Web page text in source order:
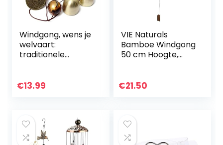
Windgong, wens je
welvaart:
traditionele
e 4 buizen 5 bellen
€13.99
VIE Naturals
Bamboe Windgong
50 cm Hoogte,
€21.50